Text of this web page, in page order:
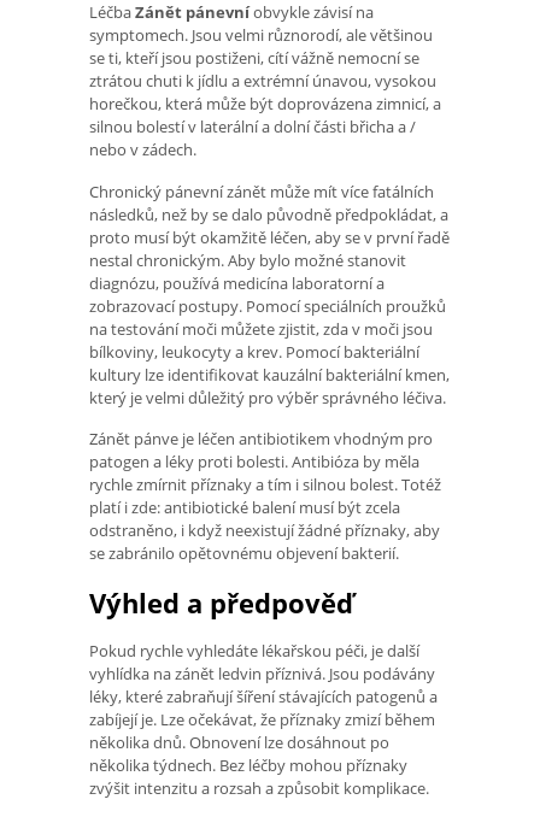
LéčbaZánět pánevníobvykle závisí na
symptomech. Jsou velmi různorodí, ale většinou
se ti, kteří jsou postiženi, cítí vážně nemocní se
ztrátou chuti k jídlu a extrémní únavou, vysokou
horečkou, která může být doprovázena zimnicí, a
silnou bolestí v laterální a dolní části břicha a /
nebo v zádech.
Chronický pánevní zánět může mít více fatálních
následků, než by se dalo původně předpokládat, a
proto musí být okamžitě léčen, aby se v první řadě
nestal chronickým. Aby bylo možné stanovit
diagnózu, používá medicína laboratorní a
zobrazovací postupy. Pomocí speciálních proužků
na testování moči můžete zjistit, zda v moči jsou
bílkoviny, leukocyty a krev. Pomocí bakteriální
kultury lze identifikovat kauzální bakteriální kmen,
který je velmi důležitý pro výběr správného léčiva.
Zánět pánve je léčen antibiotikem vhodným pro
patogen a léky proti bolesti. Antibióza by měla
rychle zmírnit příznaky a tím i silnou bolest. Totéž
platí i zde: antibiotické balení musí být zcela
odstraněno, i když neexistují žádné příznaky, aby
se zabránilo opětovnému objevení bakterií.
Výhled a předpověď
Pokud rychle vyhledáte lékařskou péči, je další
vyhlídka na zánět ledvin příznivá. Jsou podávány
léky, které zabraňují šíření stávajících patogenů a
zabíjejí je. Lze očekávat, že příznaky zmizí během
několika dnů. Obnovení lze dosáhnout po
několika týdnech. Bez léčby mohou příznaky
zvýšit intenzitu a rozsah a způsobit komplikace.